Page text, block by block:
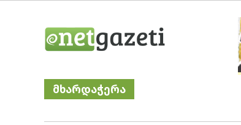
Netgazeti
მხარდაჭერა